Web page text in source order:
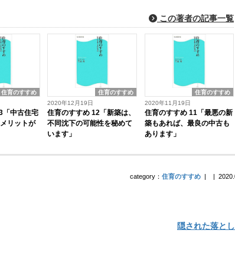
この著者の記事一覧
住育のすすめ
「中古住宅
リットが
住育のすすめ
2020年12月19日
住育のすすめ 12「新築は、
不同沈下の可能性を秘めて
います」
住育のすすめ
2020年11月19日
住育のすすめ 11「最悪の新
築もあれば、最良の中古も
あります」
category： 住育のすすめ
隠された落と